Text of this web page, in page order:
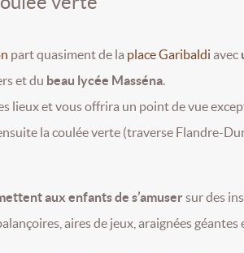
part quasiment de la place Garibaldi avec
et du beau lycée Masséna.
lieux et vous offrira un point de vue
la coulée verte (traverse Flandre-
aux enfants de s’amusersur des
aires de jeux, araignées géantes